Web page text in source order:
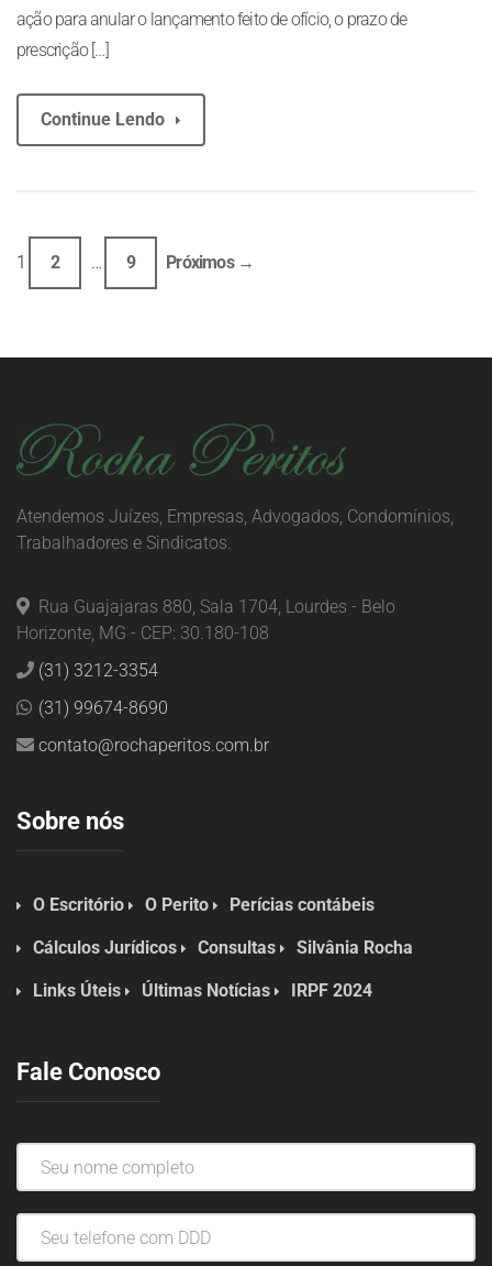
ação para anular o lançamento feito de ofício, o prazo de
prescrição […]
Continue Lendo
1 2 … 9 Próximos →
Atendemos Juízes, Empresas, Advogados, Condomínios,
Trabalhadores e Sindicatos.
Rua Guajajaras 880, Sala 1704, Lourdes - Belo
Horizonte, MG - CEP: 30.180-108
(31) 3212-3354
(31) 99674-8690
contato@rochaperitos.com.br
Sobre nós
O Escritório O Perito Perícias contábeis
Cálculos Jurídicos Consultas Silvânia Rocha
Links Úteis Últimas Notícias IRPF 2024
Fale Conosco